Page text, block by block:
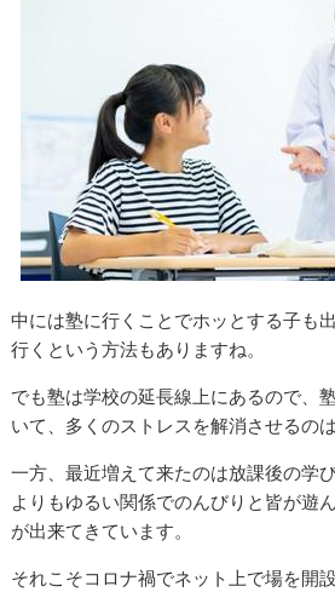
中には塾に行くことでホッとする子も
行くという方法もありますね。
でも塾は学校の延長線上にあるので、
いて、多くのストレスを解消させるの
一方、最近増えて来たのは放課後の学
よりもゆるい関係でのんびりと皆が遊
が出来てきています。
それこそコロナ禍でネット上で場を開